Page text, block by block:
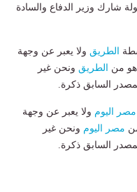
شارك وزير الدفاع والسادة
الطريق ولا يعبر عن وجهة
هو من الطريق ونحن غير
السابق ذكرة.
مصر اليوم ولا يعبر عن وجهة
مصر اليوم ونحن غير
السابق ذكرة.